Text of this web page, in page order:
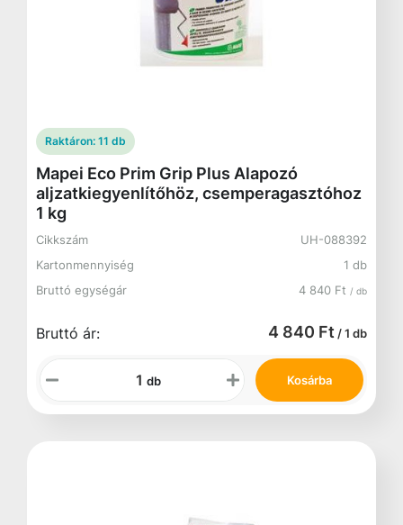
Raktáron: 11 db
Mapei Eco Prim Grip Plus Alapozó
aljzatkiegyenlítőhöz, csemperagasztóhoz
1 kg
Cikkszám
UH-088392
Kartonmennyiség
1 db
Bruttó egységár
4 840 Ft / db
Bruttó ár: 4 840 Ft / 1 db
db Kosárba